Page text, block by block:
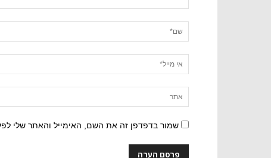
שמור בדפדפן זה את השם, האימייל והאתר שלי